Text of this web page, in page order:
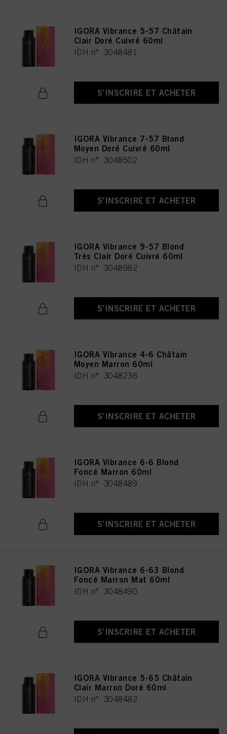
IGORA Vibrance 5-57 Châtain
Clair Doré Cuivré 60ml
IDH n° 3048481
S’INSCRIRE ET ACHETER
IGORA Vibrance 7-57 Blond
Moyen Doré Cuivré 60ml
IDH n° 3048502
S’INSCRIRE ET ACHETER
IGORA Vibrance 9-57 Blond
Très Clair Doré Cuivré 60ml
IDH n° 3048982
S’INSCRIRE ET ACHETER
IGORA Vibrance 4-6 Châtain
Moyen Marron 60ml
IDH n° 3048236
S’INSCRIRE ET ACHETER
IGORA Vibrance 6-6 Blond
Foncé Marron 60ml
IDH n° 3048489
S’INSCRIRE ET ACHETER
IGORA Vibrance 6-63 Blond
Foncé Marron Mat 60ml
IDH n° 3048490
S’INSCRIRE ET ACHETER
IGORA Vibrance 5-65 Châtain
Clair Marron Doré 60ml
IDH n° 3048482